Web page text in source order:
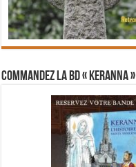
Commandez la BD « Keranna »